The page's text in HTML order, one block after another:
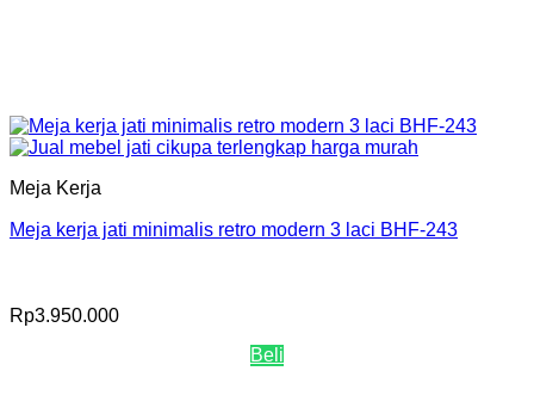
Meja Kerja
Meja kerja jati minimalis retro modern 3 laci BHF-243
Rp3.950.000
Beli